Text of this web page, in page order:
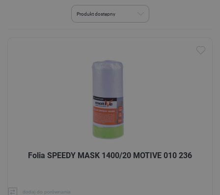
Folia SPEEDY MASK 1400/20 MOTIVE 010 236
dodaj do porównania